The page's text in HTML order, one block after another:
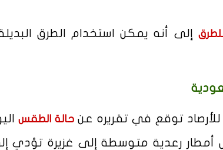
إلى أنه يمكن استخدام الطرق
توقع في تقريره عنحالة الطقس
أمطار رعدية متوسطة إلى غزيرة تؤدي